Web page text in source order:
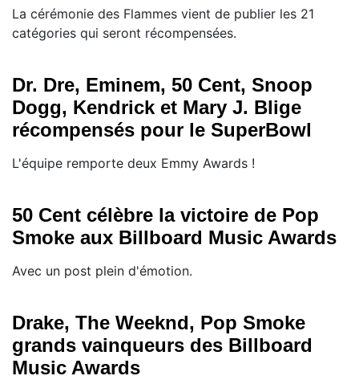
La cérémonie des Flammes vient de publier les 21
catégories qui seront récompensées.
Dr. Dre, Eminem, 50 Cent, Snoop
Dogg, Kendrick et Mary J. Blige
récompensés pour le SuperBowl
L'équipe remporte deux Emmy Awards !
50 Cent célèbre la victoire de Pop
Smoke aux Billboard Music Awards
Avec un post plein d'émotion.
Drake, The Weeknd, Pop Smoke
grands vainqueurs des Billboard
Music Awards